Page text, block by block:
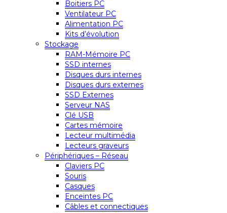
Boitiers PC
Ventilateur PC
Alimentation PC
Kits d’évolution
Stockage
RAM-Mémoire PC
SSD internes
Disques durs internes
Disques durs externes
SSD Externes
Serveur NAS
Clé USB
Cartes mémoire
Lecteur multimédia
Lecteurs graveurs
Périphériques – Réseau
Claviers PC
Souris
Casques
Enceintes PC
Câbles et connectiques